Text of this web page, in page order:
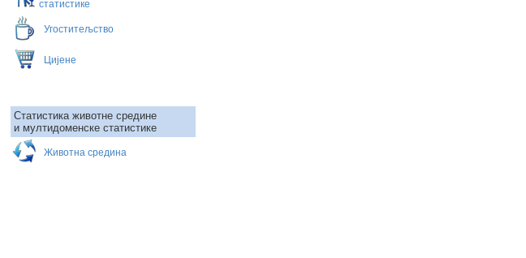
статистике
Угоститељство
Цијене
Статистика животне средине
и мултидоменске статистике
Животна средина